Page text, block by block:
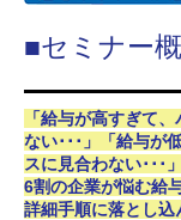
■セミナー
「給与が高すぎて
ない･･･」「給与が
スに見合わない･･･」
6割の企業が悩む給
詳細手順に落とし込